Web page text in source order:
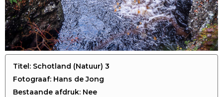
Titel: Schotland (Natuur) 3
Fotograaf: Hans de Jong
Bestaande afdruk: Nee